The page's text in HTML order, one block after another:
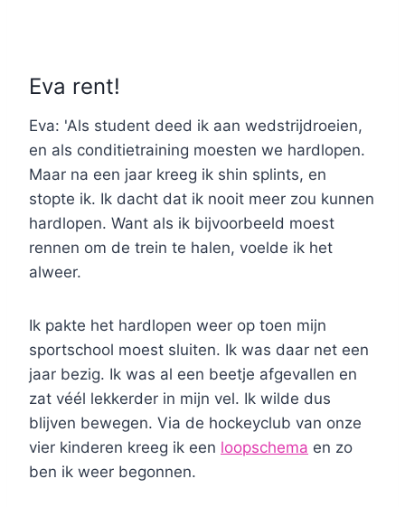
Eva rent!
Eva: 'Als student deed ik aan wedstrijdroeien,
en als conditietraining moesten we hardlopen.
Maar na een jaar kreeg ik shin splints, en
stopte ik. Ik dacht dat ik nooit meer zou kunnen
hardlopen. Want als ik bijvoorbeeld moest
rennen om de trein te halen, voelde ik het
alweer.
Ik pakte het hardlopen weer op toen mijn
sportschool moest sluiten. Ik was daar net een
jaar bezig. Ik was al een beetje afgevallen en
zat véél lekkerder in mijn vel. Ik wilde dus
blijven bewegen. Via de hockeyclub van onze
vier kinderen kreeg ik een loopschema en zo
ben ik weer begonnen.